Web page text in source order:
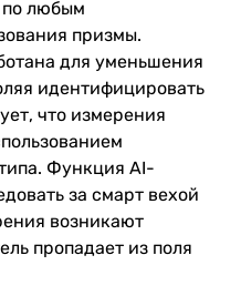
по любым
призмы.
для уменьшения
идентифицировать
что измерения
Функция AI-
за смарт вехой
возникают
пропадает из поля